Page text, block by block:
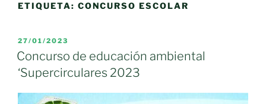
ETIQUETA: CONCURSO ESCOLAR
PUBLICADO
EL
27/01/2023
Concurso de educación ambiental
‘Supercirculares 2023